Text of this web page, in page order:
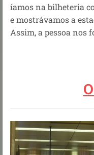
íamos na bilheteria
e mostrávamos a
Assim, a pessoa nos